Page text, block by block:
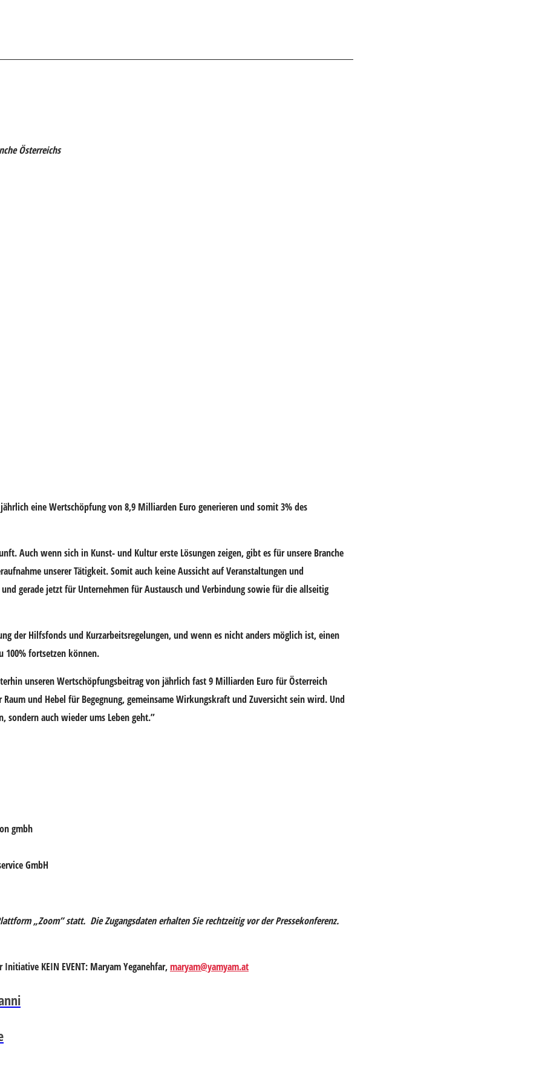
Österreichs
eine Wertschöpfung von 8,9 Milliarden Euro generieren und somit 3% des
Auch wenn sich in Kunst- und Kultur erste Lösungen zeigen, gibt es für unsere Branche
unserer Tätigkeit. Somit auch keine Aussicht auf Veranstaltungen und
gerade jetzt für Unternehmen für Austausch und Verbindung sowie für die allseitig
der Hilfsfonds und Kurzarbeitsregelungen, und wenn es nicht anders möglich ist, einen
100% fortsetzen können.
unseren Wertschöpfungsbeitrag von jährlich fast 9 Milliarden Euro für Österreich
und Hebel für Begegnung, gemeinsame Wirkungskraft und Zuversicht sein wird. Und
sondern auch wieder ums Leben geht.”
gmbh
GmbH
„Zoom” statt. Die Zugangsdaten erhalten Sie rechtzeitig vor der Pressekonferenz.
KEIN EVENT: Maryam Yeganehfar,maryam@yamyam.at